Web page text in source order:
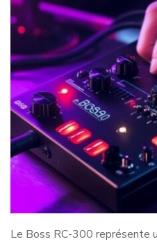
Le Boss RC-300 représente